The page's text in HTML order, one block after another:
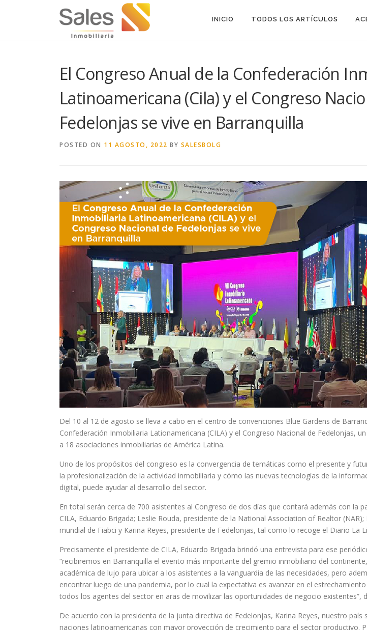
INICIO TODOS LOS ARTÍCULOS
El Congreso Anual de la Confederación
Latinoamericana (Cila) y el Congreso
Fedelonjas se vive en Barranquilla
POSTED ON 11 AGOSTO, 2022 BY SALESBOLG
Del 10 al 12 de agosto se lleva a cabo en el centro de convenciones Blue Gardens de
Confederación Inmobiliaria Lationamericana (CILA) y el Congreso Nacional de Fedelonjas,
a 18 asociaciones inmobiliarias de América Latina.
Uno de los propósitos del congreso es la convergencia de temáticas como el presente y
la profesionalización de la actividad inmobiliaria y cómo las nuevas tecnologías de la
digital, puede ayudar al desarrollo del sector.
En total serán cerca de 700 asistentes al Congreso de dos días que contará además con la
CILA, Eduardo Brigada; Leslie Rouda, presidente de la National Association of Realtor
mundial de Fiabci y Karina Reyes, presidente de Fedelonjas, tal como lo recoge el Diario La
Precisamente el presidente de CILA, Eduardo Brigada brindó una entrevista para ese
“recibiremos en Barranquilla el evento más importante del gremio inmobiliario del
académica de lujo para ubicar a los asistentes a la vanguardia de las necesidades, pero
encontrar luego de una pandemia, por lo cual la expectativa es avanzar en el
todos los agentes del sector en aras de movilizar las oportunidades de negocio existentes”,
De acuerdo con la presidenta de la junta directiva de Fedelonjas, Karina Reyes, nuestro país
naciones latinoamericanas con mayor proyección de crecimiento para el sector productivo.